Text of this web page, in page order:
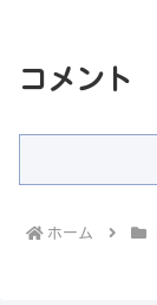
コメント
ホーム